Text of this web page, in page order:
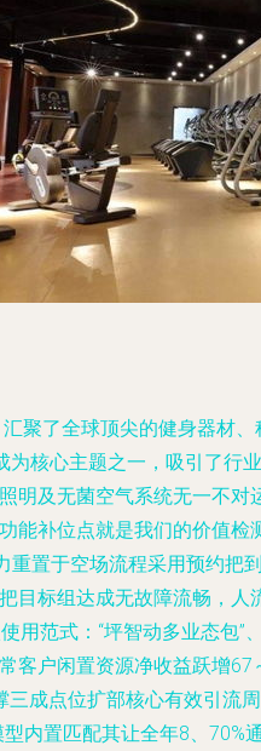
聚了全球顶尖的健身器材
为核心主题之一，吸引了
及无菌空气系统无一不
能补位点就是我们的价值
置于空场流程采用预约
目标组达成无故障流畅，
范式：“坪智动多业态包
客户闲置资源净收益跃增
成点位扩部核心有效引
内置匹配其让全年8、